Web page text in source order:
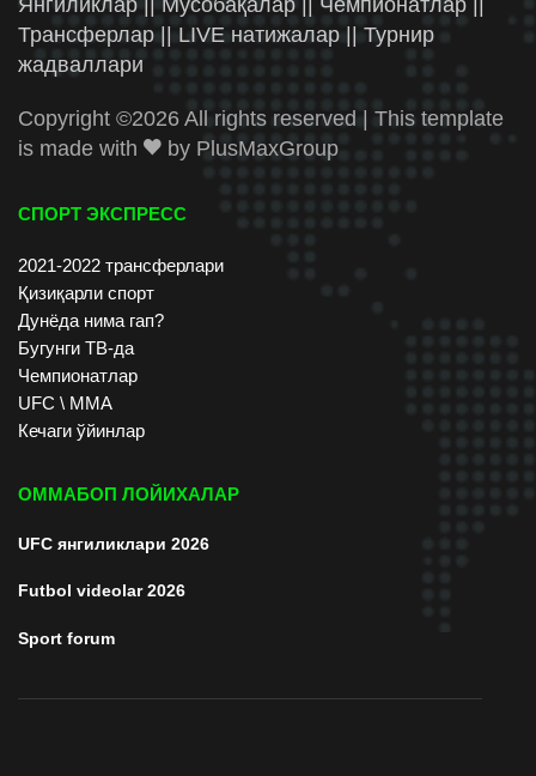
Трансферлар || LIVE натижалар || Турнир
жадваллари
Copyright ©2026 All rights reserved | This template
is made with
by PlusMaxGroup
СПОРТ ЭКСПРЕСС
2021-2022 трансферлари
Қизиқарли спорт
Дунёда нима гап?
Бугунги ТВ-да
Чемпионатлар
UFC \ ММА
Кечаги ўйинлар
ОММАБОП ЛОЙИХАЛАР
UFC янгиликлари 2026
Futbol videolar 2026
Sport forum